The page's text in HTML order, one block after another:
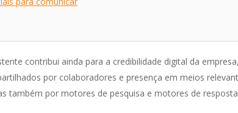
contribui ainda para a credibilidade digital da
por colaboradores e presença em meios
também por motores de pesquisa e motores de